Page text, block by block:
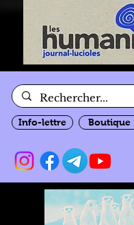
Info-lettre Boutique